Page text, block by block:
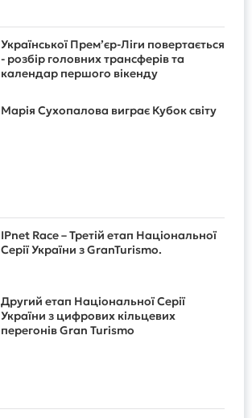
Української Прем’єр-Ліги повертається
- розбір головних трансферів та
календар першого вікенду
Марія Сухопалова виграє Кубок світу
IPnet Race – Третій етап Національної
Серії України з GranTurismo.
Другий етап Національної Серії
України з цифрових кільцевих
перегонів Gran Turismo